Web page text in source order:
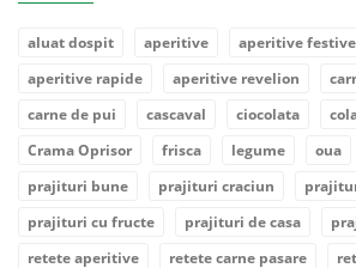
aluat dospit aperitive aperitive festive
aperitive rapide
aperitive revelion
carne de pui
cascaval ciocolata
Crama Oprisor
frisca legume oua
prajituri bune
prajituri craciun
prajituri cu fructe
prajituri de casa
retete aperitive
retete carne pasare